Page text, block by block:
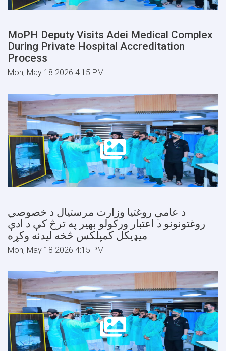
MoPH Deputy Visits Adei Medical Complex
During Private Hospital Accreditation
Process
Mon, May 18 2026 4:15 PM
د عامې روغتیا وزارت مرستیال د خصوصي
روغتونونو د اعتبار ورکولو بهیر په ترڅ کې د ادې
میډیکل کمپلکس څخه لیدنه وکړه
Mon, May 18 2026 4:15 PM